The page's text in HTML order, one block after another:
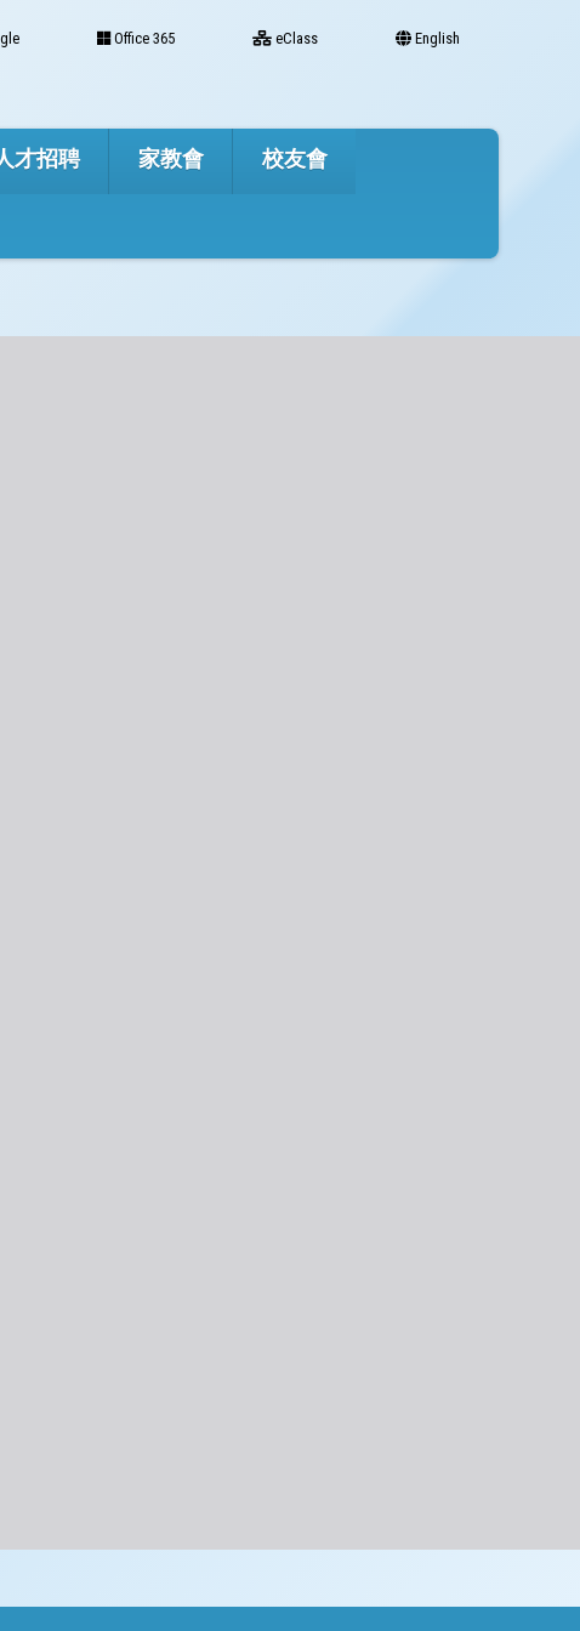
Office 365 eClass English
才招聘 家教會 校友會